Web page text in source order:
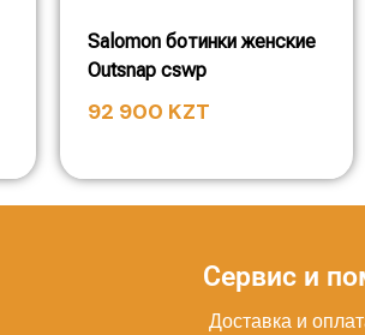
Salomon ботинки женские
Outsnap cswp
92 900 KZT
Сервис и
Доставка и